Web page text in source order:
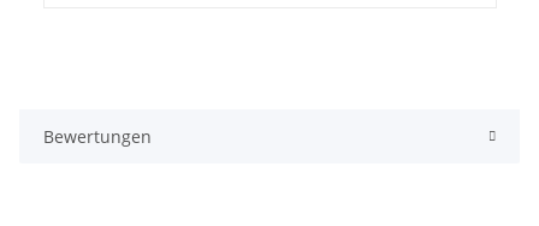
Bewertungen